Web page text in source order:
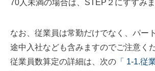
70人未満の場合は、STEP２にすすみま
なお、従業員は常勤だけでなく、パー
途中入社なども含みますのでご注意く
従業員数算定の詳細は、次の 「 1-1.従